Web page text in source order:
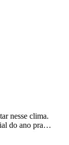
nesse clima.
do ano pra…